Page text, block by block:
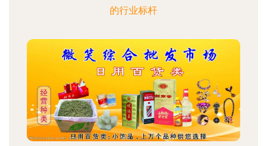
的行业标杆